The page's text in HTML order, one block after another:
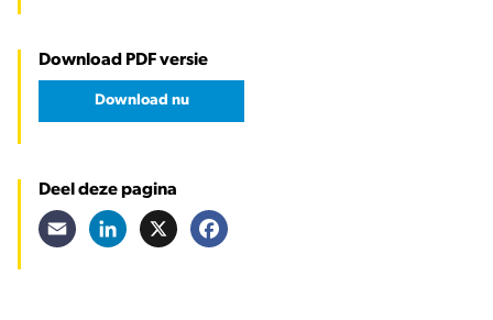
Download PDF versie
Download nu
Deel deze pagina
Email LinkedIn